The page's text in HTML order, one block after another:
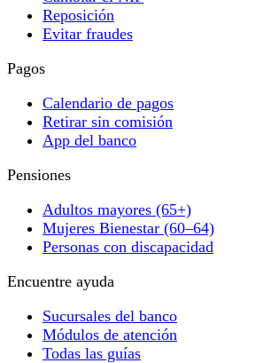
Reposición
Evitar fraudes
Pagos
Calendario de pagos
Retirar sin comisión
App del banco
Pensiones
Adultos mayores (65+)
Mujeres Bienestar (60–64)
Personas con discapacidad
Encuentre ayuda
Sucursales del banco
Módulos de atención
Todas las guías